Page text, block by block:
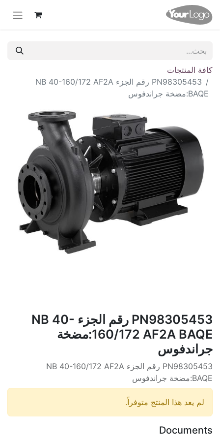
كافة المنتجات
PN98305453 رقم الجزء NB 40-160/172 AF2A
BAQE:مضخة جراندفوس
PN98305453 رقم الجزء NB 40-
160/172 AF2A BAQE:مضخة
جراندفوس
PN98305453 رقم الجزء NB 40-160/172 AF2A
BAQE:مضخة جراندفوس
لم يعد هذا المنتج متوفراً.
Documents